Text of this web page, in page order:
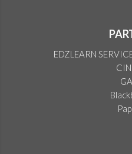
EDZLEARN